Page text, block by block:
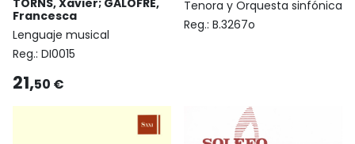
Francesca
Lenguaje musical
Reg.: DI0015
21,50 €
Tenora y Orquesta sinfónica
Reg.: B.3267o